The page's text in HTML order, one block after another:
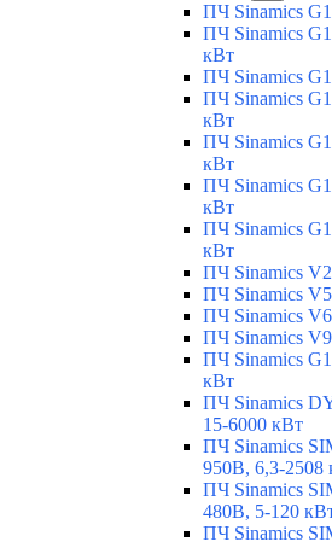
ПЧ Sinamics
ПЧ Sinamics
кВт
ПЧ Sinamics
ПЧ Sinamics
кВт
ПЧ Sinamics
кВт
ПЧ Sinamics
кВт
ПЧ Sinamics
кВт
ПЧ Sinamics
ПЧ Sinamics
ПЧ Sinamics
ПЧ Sinamics
ПЧ Sinamics
кВт
ПЧ Sinamics
15-6000 кВт
ПЧ Sinamics
950В, 6,3-2508
ПЧ Sinamics
480В, 5-120
ПЧ Sinamics